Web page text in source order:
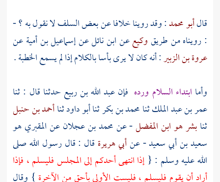
قالأبو محمد: وقد روينا خلافا عن بعض السلف لا نقول به ؟ -
: رويناه من طريقوكيععنابن نائلعنإسماعيل بن أميةعن
عروة بن الزبير: أنه كان لا يرى بأسا بالكلام إذا لم يسمع الخطبة .
وأما ابتداء السلام ورده فإنعبد الله بن ربيع حدثنا قال : ثنا
عمر بن عبد الملكثنامحمد بن بكرثناأبو داودثناأحمد بن حنبل
ثنابشر هو ابن المفضل- عنمحمد بن عجلانعنالمقبري هو
سعيد بن أبي سعيد- عنأبي هريرة قال : قال رسول الله صلى
الله عليه وسلم : {إذا انتهى أحدكم إلى المجلس فليسلم ، فإذا
أراد أن يقوم فليسلم ، فليست الأولى بأحق من الآخرة } وقال